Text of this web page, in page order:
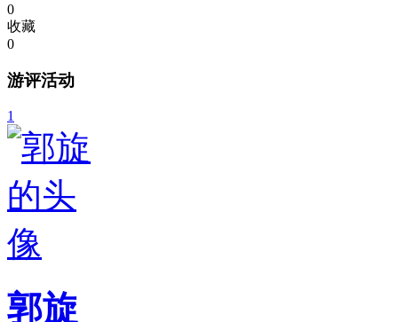
0
收藏
0
游评活动
1
郭旋